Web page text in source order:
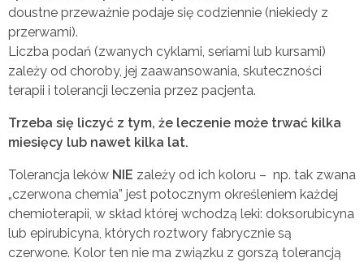
doustne przeważnie podaje się codziennie (niekiedy z
przerwami).
Liczba podań (zwanych cyklami, seriami lub kursami)
zależy od choroby, jej zaawansowania, skuteczności
terapii i tolerancji leczenia przez pacjenta.
Trzeba się liczyć z tym, że leczenie może trwać kilka
miesięcy lub nawet kilka lat.
Tolerancja leków NIE zależy od ich koloru – np. tak zwana
„czerwona chemia” jest potocznym określeniem każdej
chemioterapii, w skład której wchodzą leki: doksorubicyna
lub epirubicyna, których roztwory fabrycznie są
czerwone. Kolor ten nie ma związku z gorszą tolerancją